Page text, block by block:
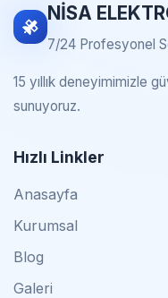
NİSA
7/24 Profesyonel
15 yıllık deneyimimizle
sunuyoruz.
Hızlı Linkler
Anasayfa
Kurumsal
Blog
Galeri